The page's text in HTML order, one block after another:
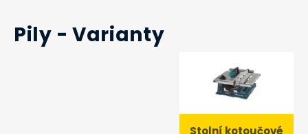
Pily - Varianty
Stolní kotoučové